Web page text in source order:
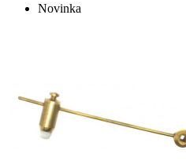
Novinka